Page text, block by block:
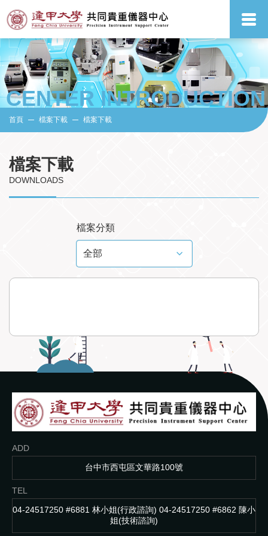
CENTER INTRODUCTION
首頁 檔案下載 檔案下載
檔案下載
DOWNLOADS
檔案分類
ADD
台中市西屯區文華路100號
TEL
04-24517250 #6881 林小姐(行政諮詢) 04-24517250 #6862 陳小
姐(技術諮詢)